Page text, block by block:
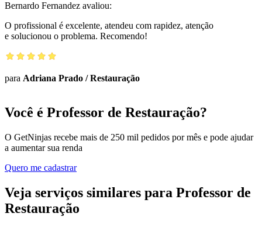
Bernardo Fernandez avaliou:
O profissional é excelente, atendeu com rapidez, atenção
e solucionou o problema. Recomendo!
para Adriana Prado /Restauração
Você é Professor de Restauração?
O GetNinjas recebe mais de 250 mil pedidos por mês e pode ajudar
a aumentar sua renda
Quero me cadastrar
Veja serviços similares para Professor de
Restauração